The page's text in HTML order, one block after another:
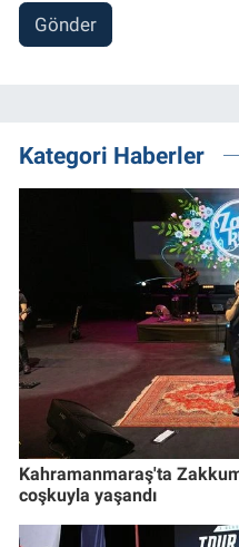
Gönder
Kategori Haberler
Kahramanmaraş'ta
coşkuyla yaşandı